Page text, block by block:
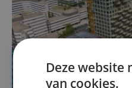
Deze website
van cookies.